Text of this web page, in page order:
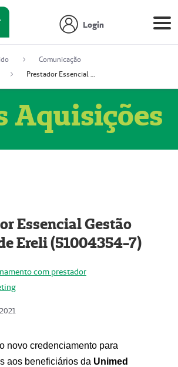
Login
Comunicação
Prestador Essencial Gestão em Saúde Ereli (51004354-7)
Aquisições
Essencial Gestão
Ereli (51004354-7)
com prestador
novo credenciamento para
aos beneficiários da Unimed